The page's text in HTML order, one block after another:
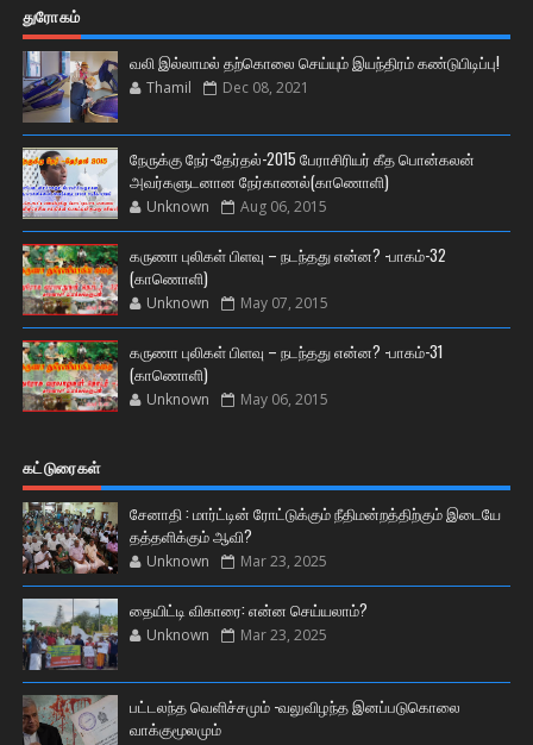
துரோகம்
வலி இல்லாமல் தற்கொலை செய்யும் இயந்திரம் கண்டுபிடிப்பு!
Thamil Dec 08, 2021
நேருக்கு நேர்-தேர்தல்-2015 பேராசிரியர் கீத பொன்கலன்
அவர்களுடனான நேர்காணல்(காணொளி)
Unknown Aug 06, 2015
கருணா புலிகள் பிளவு – நடந்தது என்ன? -பாகம்-32
(காணொளி)
Unknown May 07, 2015
கருணா புலிகள் பிளவு – நடந்தது என்ன? -பாகம்-31
(காணொளி)
Unknown May 06, 2015
கட்டுரைகள்
சேனாதி : மார்ட்டின் ரோட்டுக்கும் நீதிமன்றத்திற்கும் இடையே
தத்தளிக்கும் ஆவி?
Unknown Mar 23, 2025
தையிட்டி விகாரை: என்ன செய்யலாம்?
Unknown Mar 23, 2025
பட்டலந்த வெளிச்சமும் -வலுவிழந்த இனப்படுகொலை
வாக்குமூலமும்